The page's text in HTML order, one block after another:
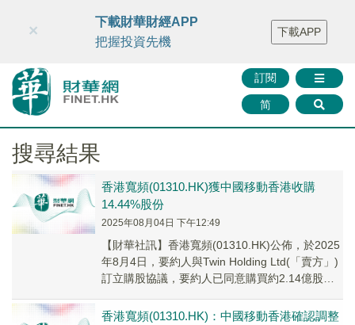
財華智庫網 FINTV FINMETA 財華證券 媒體矩陣
智庫沙龍
聯絡我們
訂閱
简
×
下載財華財經APP
把握投資先機
下載APP
搜尋結果
香港寬頻(01310.HK)獲中國移動香港收購
14.44%股份
2025年08月04日 下午12:49
【財華社訊】香港寬頻(01310.HK)公佈，於2025
年8月4日，要約人與Twin Holding Ltd(「賣方」)
訂立購股協議，要約人已同意購買約2.14億股股
香港寬頻(01310.HK)：中國移動香港確認調整